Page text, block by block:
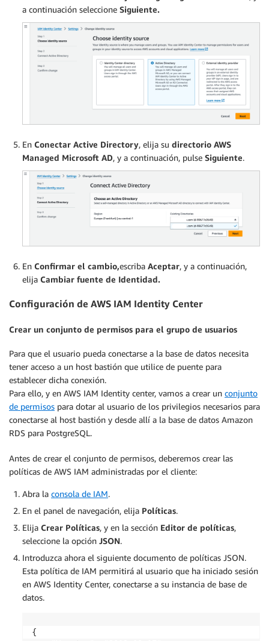
a continuación seleccione Siguiente.
En Conectar Active Directory, elija su directorio AWS
Managed Microsoft AD, y a continuación, pulse Siguiente.
En Confirmar el cambio,escriba Aceptar, y a continuación,
elija Cambiar fuente de Identidad.
Configuración de AWS IAM Identity Center
Crear un conjunto de permisos para el grupo de usuarios
Para que el usuario pueda conectarse a la base de datos necesita
tener acceso a un host bastión que utilice de puente para
establecer dicha conexión.
Para ello, y en AWS IAM Identity center, vamos a crear un conjunto
de permisos para dotar al usuario de los privilegios necesarios para
conectarse al host bastión y desde allí a la base de datos Amazon
RDS para PostgreSQL.
Antes de crear el conjunto de permisos, deberemos crear las
políticas de AWS IAM administradas por el cliente:
Abra la consola de IAM.
En el panel de navegación, elija Políticas.
Elija Crear Políticas, y en la sección Editor de políticas,
seleccione la opción JSON.
Introduzca ahora el siguiente documento de políticas JSON.
Esta política de IAM permitirá al usuario que ha iniciado sesión
en AWS Identity Center, conectarse a su instancia de base de
datos.
{